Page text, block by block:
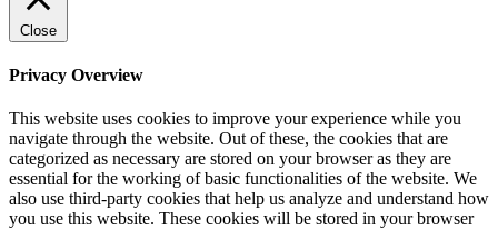
Close
Privacy Overview
This website uses cookies to improve your experience while you
navigate through the website. Out of these, the cookies that are
categorized as necessary are stored on your browser as they are
essential for the working of basic functionalities of the website. We
also use third-party cookies that help us analyze and understand how
you use this website. These cookies will be stored in your browser